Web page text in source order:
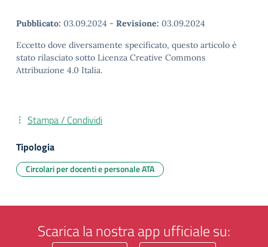
Pubblicato: 03.09.2024 - Revisione: 03.09.2024
Eccetto dove diversamente specificato, questo articolo è
stato rilasciato sotto Licenza Creative Commons
Attribuzione 4.0 Italia.
Stampa / Condividi
Tipologia
Circolari per docenti e personale ATA
Scarica la nostra app ufficiale su: